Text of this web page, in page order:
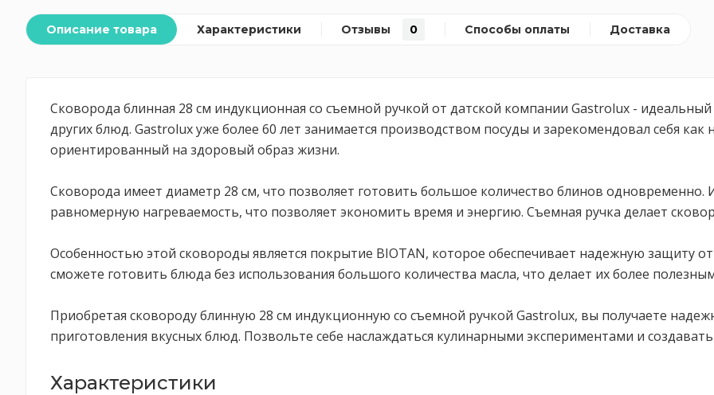
Описание товара Характеристики Отзывы 0 Способы оплаты Доставка
Сковорода блинная 28 см индукционная со съемной ручкой от датской компании Gastrolux -
других блюд. Gastrolux уже более 60 лет занимается производством посуды и зарекомендовал себя
ориентированный на здоровый образ жизни.
Сковорода имеет диаметр 28 см, что позволяет готовить большое количество блинов
равномерную нагреваемость, что позволяет экономить время и энергию. Съемная ручка делает
Особенностью этой сковороды является покрытие BIOTAN, которое обеспечивает надежную защиту
сможете готовить блюда без использования большого количества масла, что делает их более
Приобретая сковороду блинную 28 см индукционную со съемной ручкой Gastrolux, вы получаете
приготовления вкусных блюд. Позвольте себе наслаждаться кулинарными экспериментами и
Характеристики